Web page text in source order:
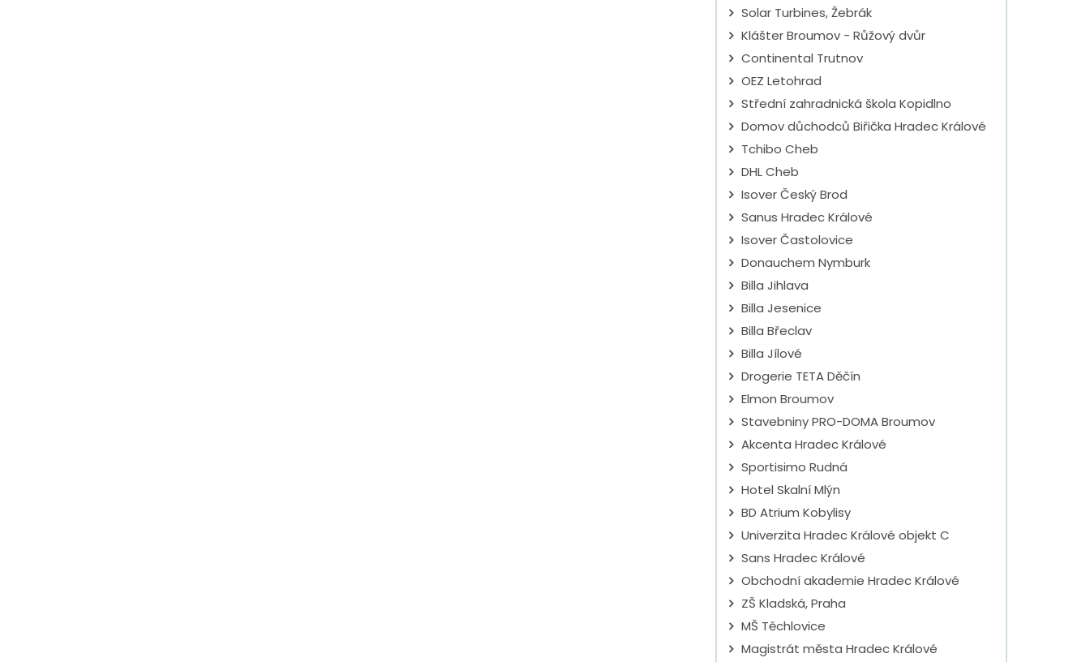
Solar Turbines, Žebrák
Klášter Broumov - Růžový dvůr
Continental Trutnov
OEZ Letohrad
Střední zahradnická škola Kopidlno
Domov důchodců Biřička Hradec Králové
Tchibo Cheb
DHL Cheb
Isover Český Brod
Sanus Hradec Králové
Isover Častolovice
Donauchem Nymburk
Billa Jihlava
Billa Jesenice
Billa Břeclav
Billa Jílové
Drogerie TETA Děčín
Elmon Broumov
Stavebniny PRO-DOMA Broumov
Akcenta Hradec Králové
Sportisimo Rudná
Hotel Skalní Mlýn
BD Atrium Kobylisy
Univerzita Hradec Králové objekt C
Sans Hradec Králové
Obchodní akademie Hradec Králové
ZŠ Kladská, Praha
MŠ Těchlovice
Magistrát města Hradec Králové